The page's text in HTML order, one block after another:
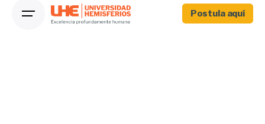
Postula aquí